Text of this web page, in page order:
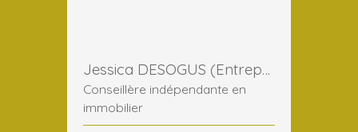
Jessica DESOGUS (Entreprise)
Conseillère indépendante en
immobilier